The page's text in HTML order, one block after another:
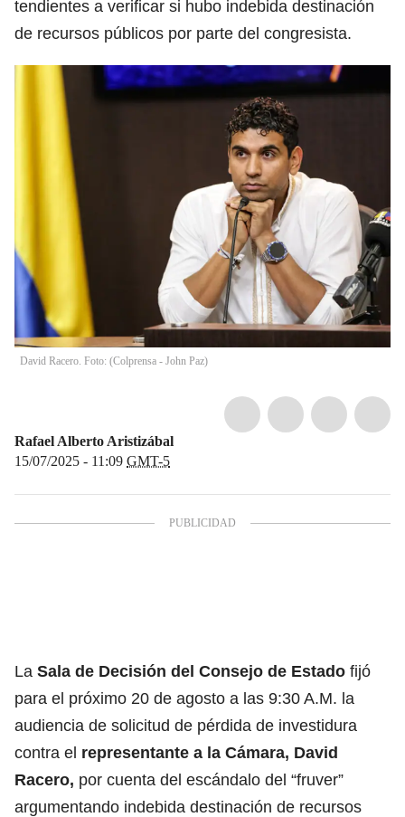
tendientes a verificar si hubo indebida destinación
de recursos públicos por parte del congresista.
David Racero. Foto: (Colprensa - John Paz)
Rafael Alberto Aristizábal
15/07/2025 - 11:09 GMT-5
La Sala de Decisión del Consejo de Estado fijó
para el próximo 20 de agosto a las 9:30 A.M. la
audiencia de solicitud de pérdida de investidura
contra el representante a la Cámara, David
Racero, por cuenta del escándalo del “fruver”
argumentando indebida destinación de recursos